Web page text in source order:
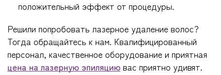
положительный эффект от процедуры.
Решили попробовать лазерное удаление волос?
Тогда обращайтесь к нам. Квалифицированный
персонал, качественное оборудование и приятная
цена на лазерную эпиляциювас приятно удивят.